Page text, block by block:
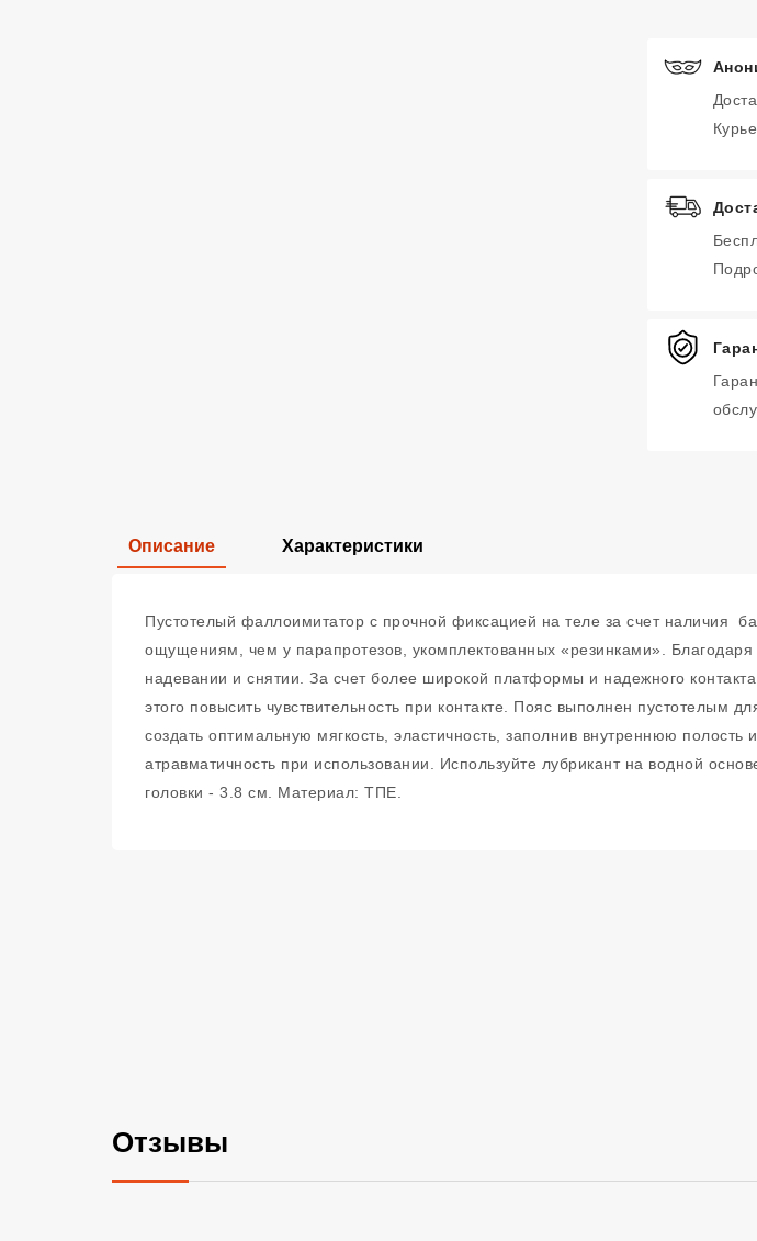
Описание Характеристики
Пустотелый фаллоимитатор с прочной фиксацией на теле за счет наличия
ощущениям, чем у парапротезов, укомплектованных «резинками». Благодаря
надевании и снятии. За счет более широкой платформы и надежного
этого повысить чувствительность при контакте. Пояс выполнен пустотелым
создать оптимальную мягкость, эластичность, заполнив внутреннюю
атравматичность при использовании. Используйте лубрикант на водной
головки - 3.8 см. Материал: ТПЕ.
Отзывы